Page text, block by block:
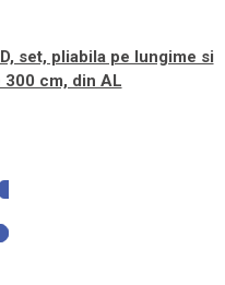
set, pliabila pe lungime si
cm, din AL